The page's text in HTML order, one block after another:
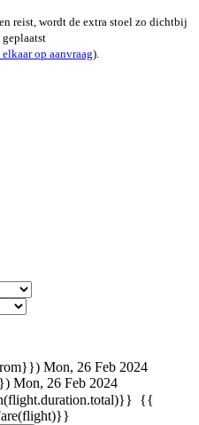
reist, wordt de extra stoel zo dichtbij
op aanvraag).
Mon, 26 Feb 2024
Mon, 26 Feb 2024
{{